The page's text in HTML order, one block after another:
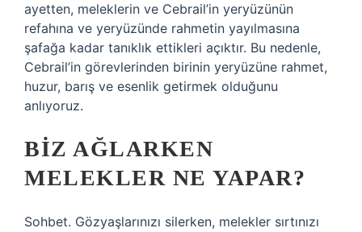
ayetten, meleklerin ve Cebrail’in yeryüzünün
refahına ve yeryüzünde rahmetin yayılmasına
şafağa kadar tanıklık ettikleri açıktır. Bu nedenle,
Cebrail’in görevlerinden birinin yeryüzüne rahmet,
huzur, barış ve esenlik getirmek olduğunu
anlıyoruz.
BIZ AĞLARKEN
MELEKLER NE YAPAR?
Sohbet. Gözyaşlarınızı silerken, melekler sırtınızı